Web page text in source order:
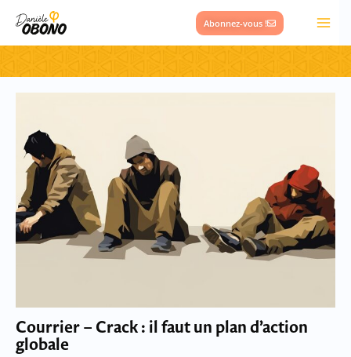
contenu
Abonnez-vous !
Courrier – Crack : il faut un plan d’action
globale